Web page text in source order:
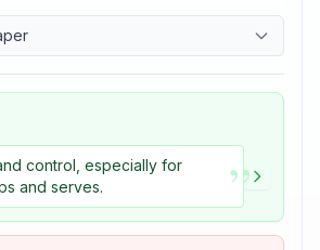
8.7
8.2
control, especially for
and serves.
”